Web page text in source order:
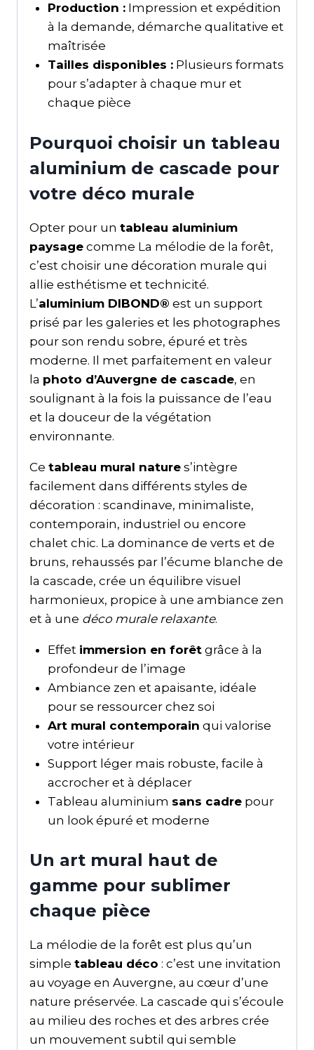
Production :Impression et expédition
à la demande, démarche qualitative et
maîtrisée
Tailles disponibles :Plusieurs formats
pour s’adapter à chaque mur et
chaque pièce
Pourquoi choisir un tableau
aluminium de cascade pour
votre déco murale
Opter pour un tableau aluminium
paysage comme La mélodie de la forêt,
c’est choisir une décoration murale qui
allie esthétisme et technicité.
L’aluminium DIBOND® est un support
prisé par les galeries et les photographes
pour son rendu sobre, épuré et très
moderne. Il met parfaitement en valeur
la photo d’Auvergne de cascade, en
soulignant à la fois la puissance de l’eau
et la douceur de la végétation
environnante.
Ce tableau mural nature s’intègre
facilement dans différents styles de
décoration : scandinave, minimaliste,
contemporain, industriel ou encore
chalet chic. La dominance de verts et de
bruns, rehaussés par l’écume blanche de
la cascade, crée un équilibre visuel
harmonieux, propice à une ambiance zen
et à une déco murale relaxante.
Effet immersion en forêtgrâce à la
profondeur de l’image
Ambiance zen et apaisante, idéale
pour se ressourcer chez soi
Art mural contemporain qui valorise
votre intérieur
Support léger mais robuste, facile à
accrocher et à déplacer
Tableau aluminium sans cadrepour
un look épuré et moderne
Un art mural haut de
gamme pour sublimer
chaque pièce
La mélodie de la forêt est plus qu’un
simple tableau déco : c’est une invitation
au voyage en Auvergne, au cœur d’une
nature préservée. La cascade qui s’écoule
au milieu des roches et des arbres crée
un mouvement subtil qui semble